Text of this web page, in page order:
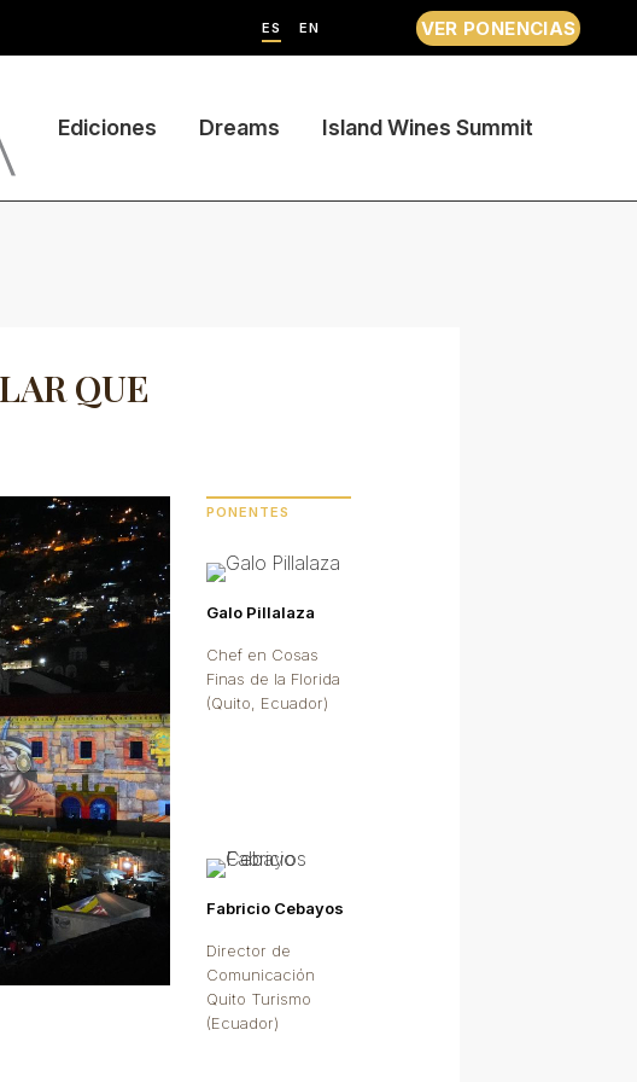
ES EN VER PONENCIAS
Ediciones Dreams Island Wines Summit
QUE
PONENTES
Galo Pillalaza
Chef en Cosas
Finas de la Florida
(Quito, Ecuador)
Fabricio Cebayos
Director de
Comunicación
Quito Turismo
(Ecuador)